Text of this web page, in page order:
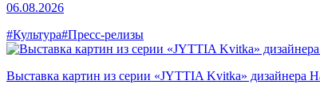
06.08.2026
#Культура#Пресс-релизы
Выставка картин из серии «JYTTIA Kvitka» дизайнера